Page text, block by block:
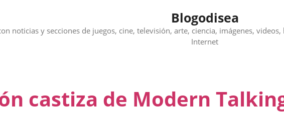
Blogodisea
noticias y secciones de juegos, cine, televisión, arte, ciencia, imágenes,
Internet
castiza de Modern